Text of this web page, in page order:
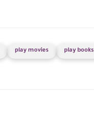
play books
play movies